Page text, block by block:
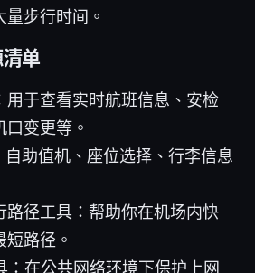
步行时间。
单
用于查看实时航班信息、安检
变更等。
助值机、座位选择、行李信息
路径工具：帮助你在机场内快
路径。
：在公共网络环境下保护上网